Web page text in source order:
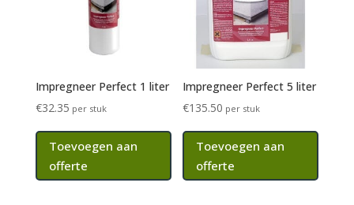
Impregneer Perfect 1 liter
€32.35 per stuk
Toevoegen aan
offerte
Impregneer Perfect 5 liter
€135.50 per stuk
Toevoegen aan
offerte